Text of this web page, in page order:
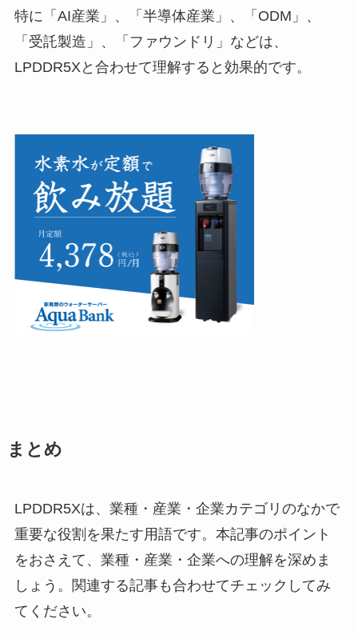
特に「AI産業」、「半導体産業」、「ODM」、
「受託製造」、「ファウンドリ」などは、
LPDDR5Xと合わせて理解すると効果的です。
まとめ
LPDDR5Xは、業種・産業・企業カテゴリのなかで
重要な役割を果たす用語です。本記事のポイント
をおさえて、業種・産業・企業への理解を深めま
しょう。関連する記事も合わせてチェックしてみ
てください。